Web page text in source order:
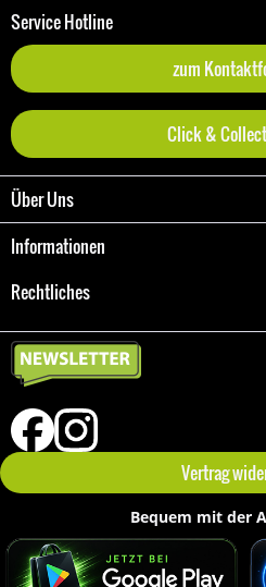
Service Hotline
zum
Click &
Über Uns
Informationen
Rechtliches
Vertrag
Bequem mit der